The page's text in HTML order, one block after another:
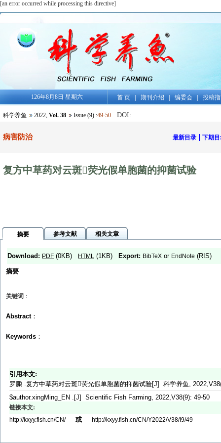
[an error occurred while processing this directive]
126年8月8日 星期六 首 页| 期刊介绍 | 编委会 | 投稿
科学养鱼 2022, Vol. 38 Issue (9) :49-50 DOI:
病害防治 最新目录 | 下期
复方中草药对云斑荧光假单胞菌的抑菌试验
摘要 参考文献 相关文章
Download: PDF (0KB) HTML (1KB) Export: BibTeX or EndNote (RIS)
摘要
关键词 ：
Abstract：
Keywords ：
引用本文:
罗鹏 .复方中草药对云斑荧光假单胞菌的抑菌试验[J] 科学养鱼,
$author.xingMing_EN .[J] Scientific Fish Farming, 2022,V38(9): 49-50
链接本文:
http://kxyy.fish.cn/CN/
或 http://kxyy.fish.cn/CN/Y2022/V38/I9/49